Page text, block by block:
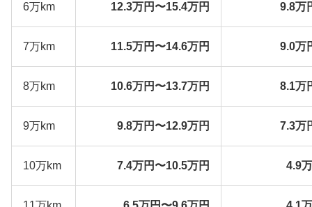
6万km 12.3万円〜15.4万円 9.8万
7万km 11.5万円〜14.6万円 9.0万
8万km 10.6万円〜13.7万円 8.1万
9万km 9.8万円〜12.9万円 7.3万
10万km 7.4万円〜10.5万円 4.9